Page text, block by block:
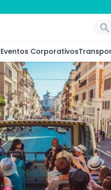
Eventos Corporativos